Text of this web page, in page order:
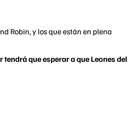
Robin, y los que están en plena
tendrá que esperar a que Leones del